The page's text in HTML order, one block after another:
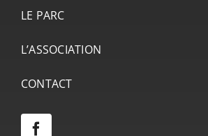
LE PARC
L’ASSOCIATION
CONTACT